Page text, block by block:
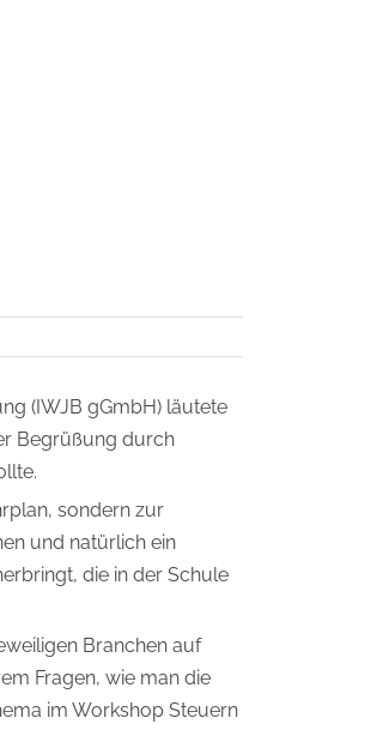
(IWJB gGmbH) läutete
Begrüßung durch
sondern zur
und natürlich ein
die in der Schule
Branchen auf
Fragen, wie man die
im Workshop Steuern